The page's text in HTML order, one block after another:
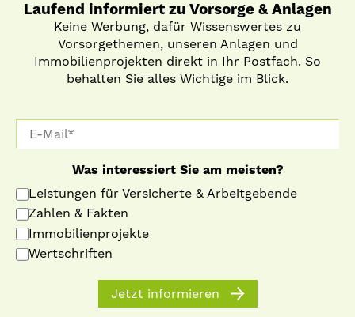
Laufend informiert zu Vorsorge & Anlagen
Keine Werbung, dafür Wissenswertes zu
Vorsorgethemen, unseren Anlagen und
Immobilienprojekten direkt in Ihr Postfach. So
behalten Sie alles Wichtige im Blick.
Was interessiert Sie am meisten?
Leistungen für Versicherte & Arbeitgebende
Zahlen & Fakten
Immobilienprojekte
Wertschriften
Jetzt informieren